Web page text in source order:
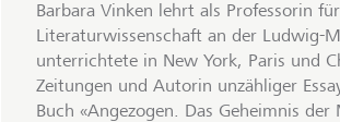
Barbara Vinken lehrt als Professorin
Literaturwissenschaft an der Ludwig-
unterrichtete in New York, Paris und
Zeitungen und Autorin unzähliger
Buch «Angezogen. Das Geheimnis